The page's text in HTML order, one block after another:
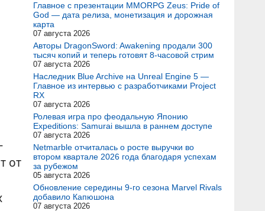
от
Главное с презентации MMORPG Zeus: Pride of
God — дата релиза, монетизация и дорожная
карта
07 августа 2026
Авторы DragonSword: Awakening продали 300
тысяч копий и теперь готовят 8-часовой стрим
07 августа 2026
Наследник Blue Archive на Unreal Engine 5 —
Главное из интервью с разработчиками Project
RX
07 августа 2026
Ролевая игра про феодальную Японию
Expeditions: Samurai вышла в раннем доступе
07 августа 2026
Netmarble отчиталась о росте выручки во
втором квартале 2026 года благодаря успехам
за рубежом
05 августа 2026
Обновление середины 9-го сезона Marvel Rivals
добавило Капюшона
07 августа 2026